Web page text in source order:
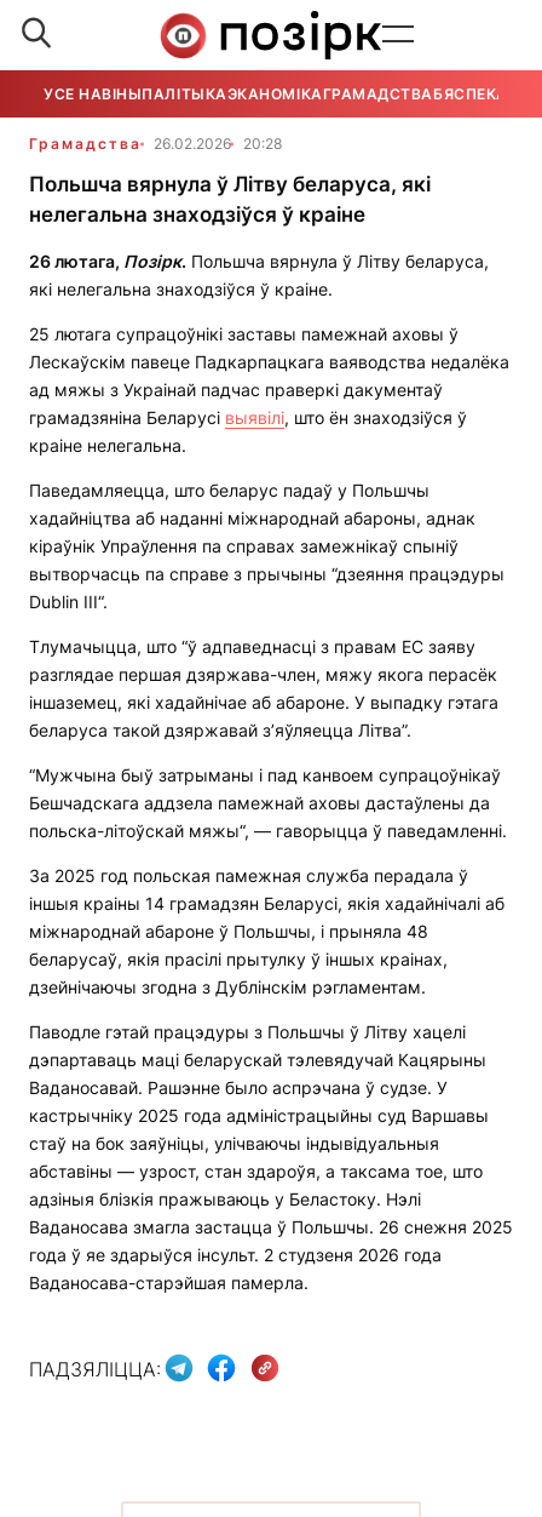
УСЕ НАВІНЫПАЛІТЫКАЭКАНОМІКАГРАМАДСТВАБЯСПЕКА
Грамадства 26.02.2026 20:28
Польшча вярнула ў Літву беларуса, які
нелегальна знаходзіўся ў краіне
26 лютага, Позірк. Польшча вярнула ў Літву беларуса,
які нелегальна знаходзіўся ў краіне.
25 лютага супрацоўнікі заставы памежнай аховы ў
Лескаўскім павеце Падкарпацкага ваяводства недалёка
ад мяжы з Украінай падчас праверкі дакументаў
грамадзяніна Беларусі выявілі, што ён знаходзіўся ў
краіне нелегальна.
Паведамляецца, што беларус падаў у Польшчы
хадайніцтва аб наданні міжнароднай абароны, аднак
кіраўнік Упраўлення па справах замежнікаў спыніў
вытворчасць па справе з прычыны “дзеяння працэдуры
Dublin III“.
Тлумачыцца, што “ў адпаведнасці з правам ЕС заяву
разглядае першая дзяржава-член, мяжу якога перасёк
іншаземец, які хадайнічае аб абароне. У выпадку гэтага
беларуса такой дзяржавай з’яўляецца Літва”.
“Мужчына быў затрыманы і пад канвоем супрацоўнікаў
Бешчадскага аддзела памежнай аховы дастаўлены да
польска-літоўскай мяжы“, — гаворыцца ў паведамленні.
За 2025 год польская памежная служба перадала ў
іншыя краіны 14 грамадзян Беларусі, якія хадайнічалі аб
міжнароднай абароне ў Польшчы, і прыняла 48
беларусаў, якія прасілі прытулку ў іншых краінах,
дзейнічаючы згодна з Дублінскім рэгламентам.
Паводле гэтай працэдуры з Польшчы ў Літву хацелі
дэпартаваць маці беларускай тэлевядучай Кацярыны
Ваданосавай. Рашэнне было аспрэчана ў судзе. У
кастрычніку 2025 года адміністрацыйны суд Варшавы
стаў на бок заяўніцы, улічваючы індывідуальныя
абставіны — узрост, стан здароўя, а таксама тое, што
адзіныя блізкія пражываюць у Беластоку. Нэлі
Ваданосава змагла застацца ў Польшчы. 26 снежня 2025
года ў яе здарыўся інсульт. 2 студзеня 2026 года
Ваданосава-старэйшая памерла.
ПАДЗЯЛІЦЦА: